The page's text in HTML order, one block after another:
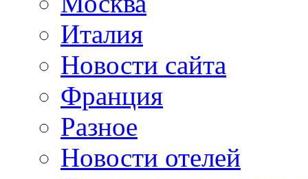
Италия
Новости сайта
Франция
Разное
Новости отелей